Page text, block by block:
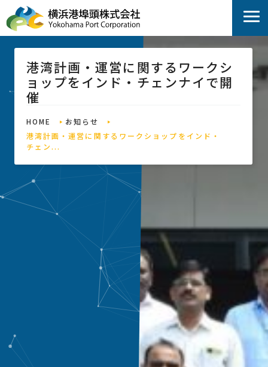
港湾計画・運営に関するワークシ
ョップをインド・チェンナイで開
催
HOME
お知らせ
港湾計画・運営に関するワークショップをインド・
チェン...